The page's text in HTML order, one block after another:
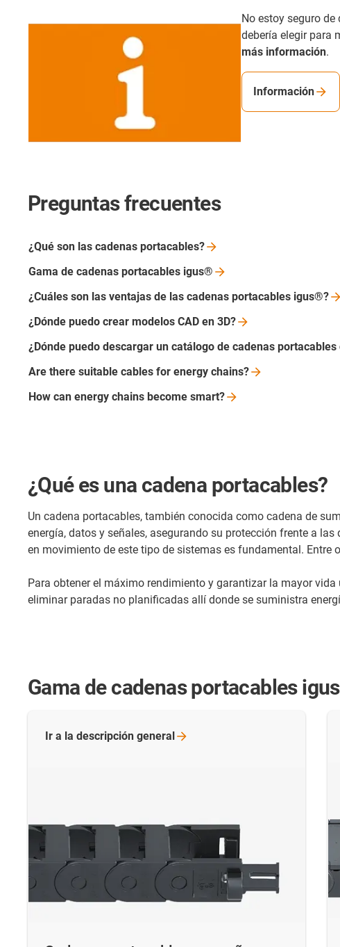
No estoy seguro
debería elegir para
más información.
Información
Preguntas frecuentes
¿Qué son las cadenas portacables?
Gama de cadenas portacables igus®
¿Cuáles son las ventajas de las cadenas portacables igus®?
¿Dónde puedo crear modelos CAD en 3D?
¿Dónde puedo descargar un catálogo de cadenas portacables
Are there suitable cables for energy chains?
How can energy chains become smart?
¿Qué es una cadena portacables?
Un cadena portacables, también conocida como cadena de
energía, datos y señales, asegurando su protección frente a
en movimiento de este tipo de sistemas es fundamental. Entre
Para obtener el máximo rendimiento y garantizar la mayor
eliminar paradas no planificadas allí donde se suministra
Gama de cadenas portacables
Ir a la descripción general